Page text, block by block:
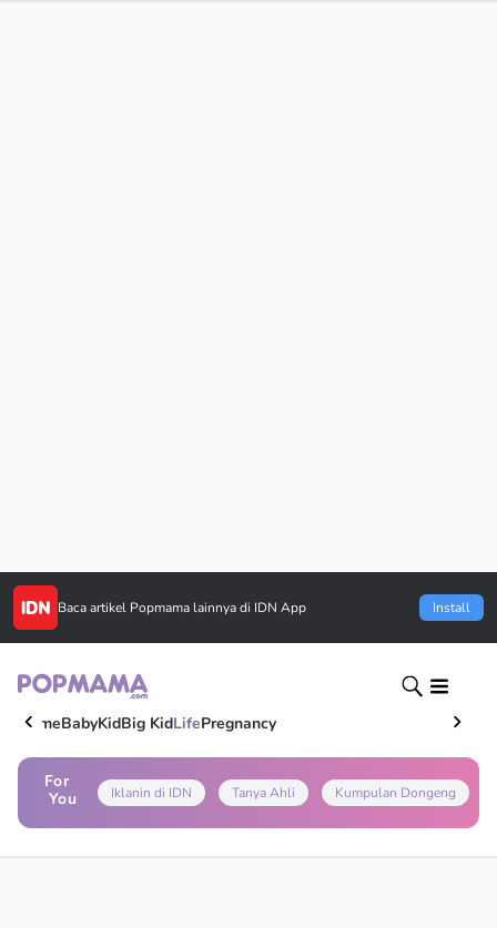
Baca artikel Popmama lainnya di IDN App Install
HomeBabyKidBig KidLifePregnancy
For
You
Iklanin di IDN Tanya Ahli Kumpulan Dongeng